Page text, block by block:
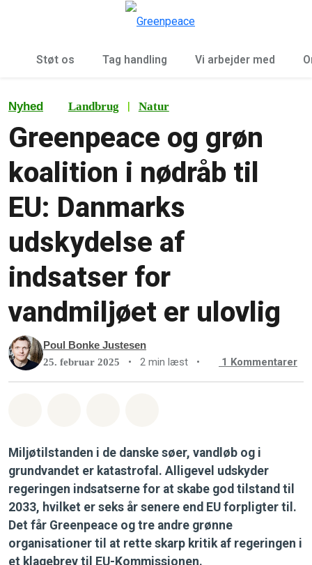
Støt os Tag handling Vi arbejder med
Nyhed Landbrug | Natur
Greenpeace og grøn
koalition i nødråb til
EU: Danmarks
udskydelse af
indsatser for
vandmiljøet er ulovlig
Poul Bonke Justesen
25. februar 2025 • 2 min læst • 1 Kommentarer
Miljøtilstanden i de danske søer, vandløb og i
grundvandet er katastrofal. Alligevel udskyder
regeringen indsatserne for at skabe god tilstand til
2033, hvilket er seks år senere end EU forpligter til.
Det får Greenpeace og tre andre grønne
organisationer til at rette skarp kritik af regeringen i
et klagebrev til EU-Kommissionen.